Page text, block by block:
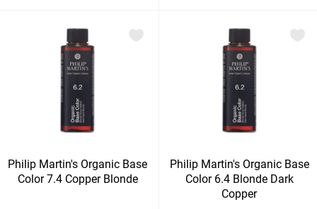
Philip Martin's Organic Base
Color 7.4 Copper Blonde
Philip Martin's Organic Base
Color 6.4 Blonde Dark
Copper